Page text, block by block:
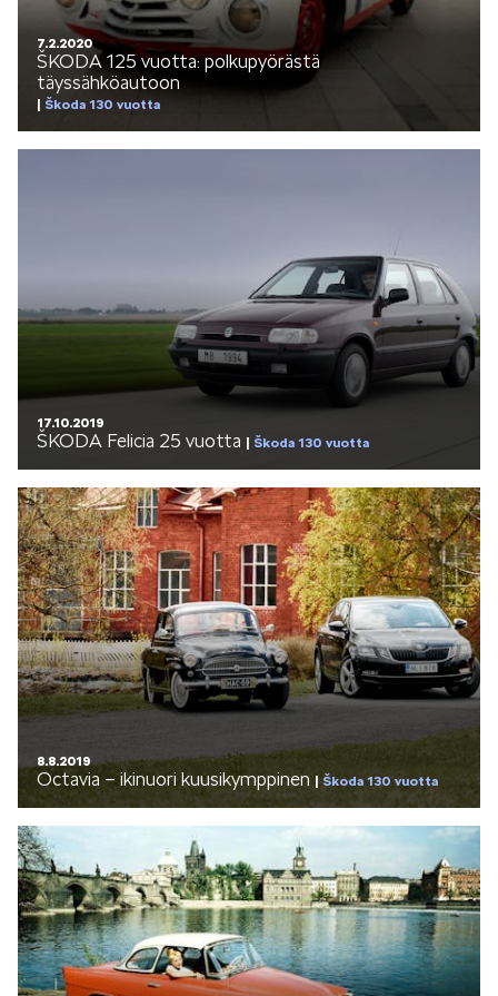
7.2.2020
ŠKODA 125 vuotta: polkupyörästä
täyssähköautoon
Škoda 130 vuotta
17.10.2019
ŠKODA Felicia 25 vuotta Škoda 130 vuotta
8.8.2019
Octavia – ikinuori kuusikymppinen Škoda 130 vuotta